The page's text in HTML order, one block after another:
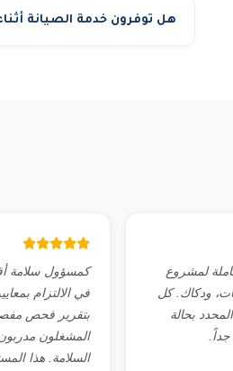
وصول المعدة في الوقت
هل توفرون خدمة الصيانة أثناء
لمشروع
ودكاك. كل
بحالة
كمسؤول سلامة
بتقرير فحص
المشغلون
السلامة. هذا